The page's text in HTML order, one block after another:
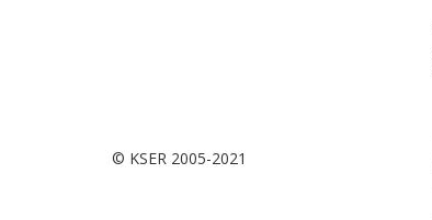
© KSER 2005-2021